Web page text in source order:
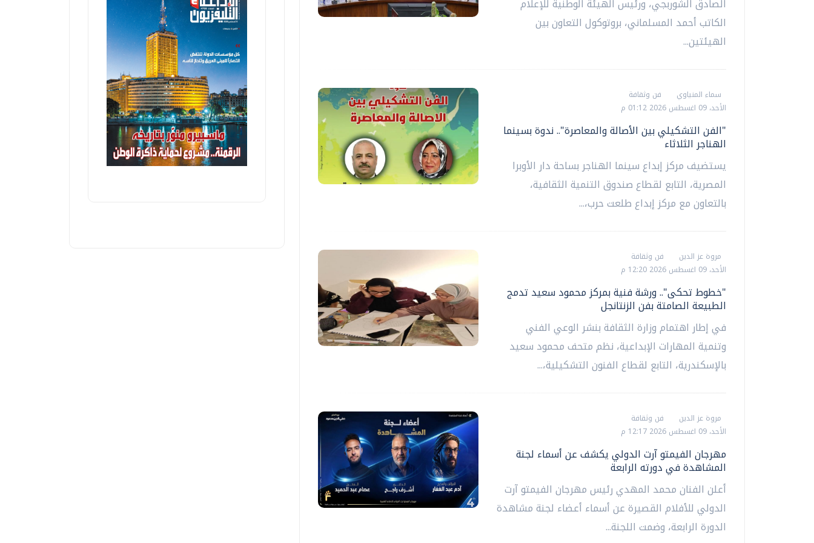
الصادق الشوربجي، ورئيس الهيئة الوطنية للإعلام
الكاتب أحمد المسلماني، بروتوكول التعاون بين
الهيئتين...
سماء المنياوي
فن وثقافة
الأحد، 09 اغسطس 2026 01:12 م
"الفن التشكيلي بين الأصالة والمعاصرة".. ندوة بسينما
الهناجر الثلاثاء
يستضيف مركز إبداع سينما الهناجر بساحة دار الأوبرا
المصرية، التابع لقطاع صندوق التنمية الثقافية،
بالتعاون مع مركز إبداع طلعت حرب،...
مروة عز الدين
فن وثقافة
الأحد، 09 اغسطس 2026 12:20 م
"خطوط تحكى".. ورشة فنية بمركز محمود سعيد تدمج
الطبيعة الصامتة بفن الزنتانجل
في إطار اهتمام وزارة الثقافة بنشر الوعي الفني
وتنمية المهارات الإبداعية، نظم متحف محمود سعيد
بالإسكندرية، التابع لقطاع الفنون التشكيلية،...
مروة عز الدين
فن وثقافة
الأحد، 09 اغسطس 2026 12:17 م
مهرجان الفيمتو آرت الدولي يكشف عن أسماء لجنة
المشاهدة في دورته الرابعة
أعلن الفنان محمد المهدي رئيس مهرجان الفيمتو آرت
الدولي للأفلام القصيرة عن أسماء أعضاء لجنة مشاهدة
الدورة الرابعة، وضمت اللجنة...